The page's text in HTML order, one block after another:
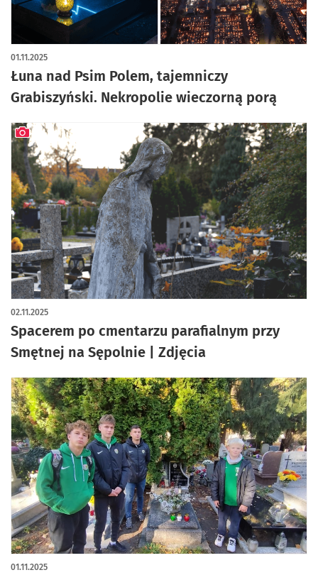
Łuna nad Psim Polem, tajemniczy
Grabiszyński. Nekropolie wieczorną porą
01.11.2025
artykuł z galerią zdjęć
Spacerem po cmentarzu parafialnym przy
Smętnej na Sępolnie | Zdjęcia
02.11.2025
artykuł z galerią zdjęć
01.11.2025